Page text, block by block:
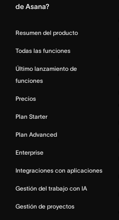
de Asana?
Resumen del producto
Todas las funciones
Último lanzamiento de
funciones
Precios
Plan Starter
Plan Advanced
Enterprise
Integraciones con aplicaciones
Gestión del trabajo con IA
Gestión de proyectos